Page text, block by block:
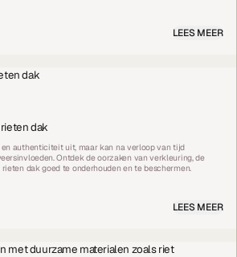
LEES MEER
dak
authenticiteit uit, maar kan na verloop van tijd
Ontdek de oorzaken van verkleuring, de
dak goed te onderhouden en te beschermen.
LEES MEER